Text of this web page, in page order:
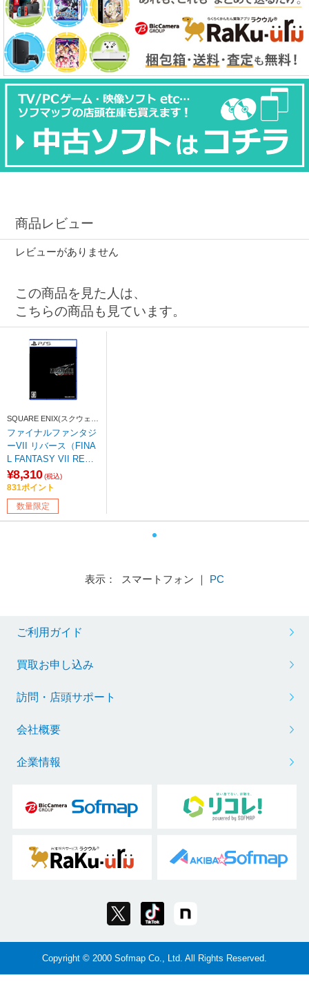
商品レビュー
レビューがありません
この商品を見た人は、
こちらの商品も見ています。
SQUARE ENIX(スクウェ
ア・エニックス)
ファイナルファンタジ
ーVII リバース（FINA
L FANTASY VII REBI
RTH） 【PS5ゲームソ
フト】【sof001】
¥8,310 (税込)
831ポイント
数量限定
表示： スマートフォン ｜ PC
ご利用ガイド
買取お申し込み
訪問・店頭サポート
会社概要
企業情報
Copyright © 2000 Sofmap Co., Ltd. All Rights Reserved.